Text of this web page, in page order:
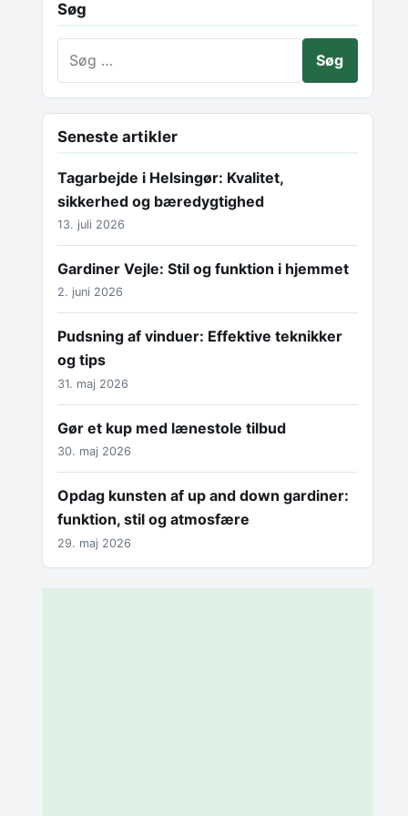
Søg
Seneste artikler
Tagarbejde i Helsingør: Kvalitet,
sikkerhed og bæredygtighed
13. juli 2026
Gardiner Vejle: Stil og funktion i hjemmet
2. juni 2026
Pudsning af vinduer: Effektive teknikker
og tips
31. maj 2026
Gør et kup med lænestole tilbud
30. maj 2026
Opdag kunsten af up and down gardiner:
funktion, stil og atmosfære
29. maj 2026